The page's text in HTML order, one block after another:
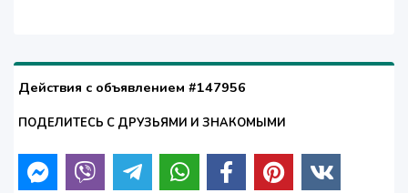
Действия с объявлением #147956
ПОДЕЛИТЕСЬ С ДРУЗЬЯМИ И ЗНАКОМЫМИ